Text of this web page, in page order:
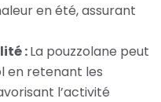
en été, assurant
:La pouzzolane peut
en retenant les
l’activité